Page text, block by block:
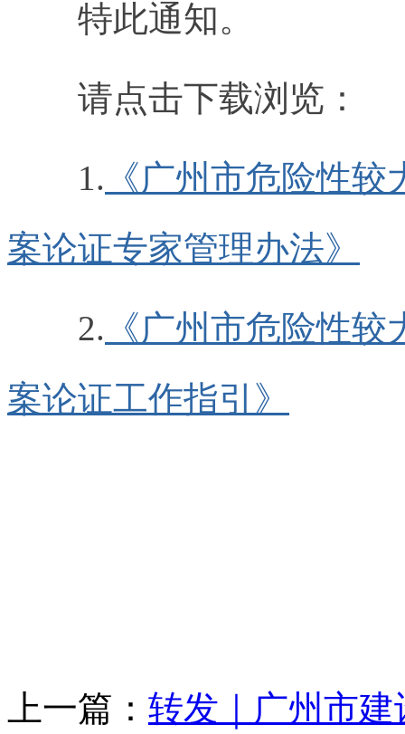
特此通知。
请点击下载浏览：
1. 《广州市危险性
案论证专家管理办法》
2. 《广州市危险性
案论证工作指引》
上一篇： 转发｜广州市